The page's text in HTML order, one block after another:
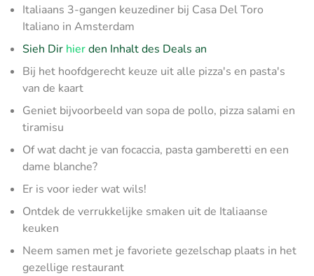
Italiaans 3-gangen keuzediner bij Casa Del Toro
Italiano in Amsterdam
Sieh Dir hierden Inhalt des Deals an
Bij het hoofdgerecht keuze uit alle pizza's en pasta's
van de kaart
Geniet bijvoorbeeld van sopa de pollo, pizza salami en
tiramisu
Of wat dacht je van focaccia, pasta gamberetti en een
dame blanche?
Er is voor ieder wat wils!
Ontdek de verrukkelijke smaken uit de Italiaanse
keuken
Neem samen met je favoriete gezelschap plaats in het
gezellige restaurant